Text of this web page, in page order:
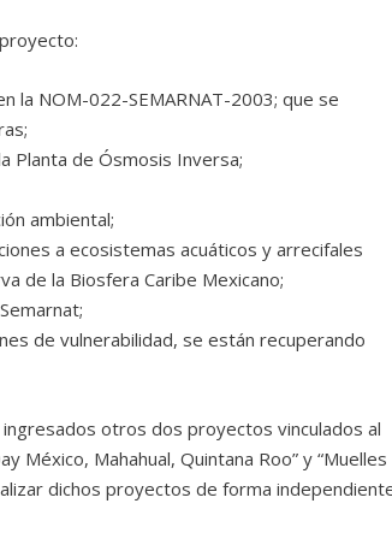
la NOM-022-SEMARNAT-2003; que se
Planta de Ósmosis Inversa;
ambiental;
a ecosistemas acuáticos y arrecifales
de la Biosfera Caribe Mexicano;
de vulnerabilidad, se están recuperando
otros dos proyectos vinculados al
México, Mahahual, Quintana Roo” y “Muelles
dichos proyectos de forma